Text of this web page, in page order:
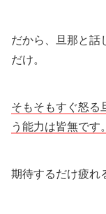
だから、旦那と話
だけ。
そもそもすぐ怒る
う能力は皆無です。
期待するだけ疲れ